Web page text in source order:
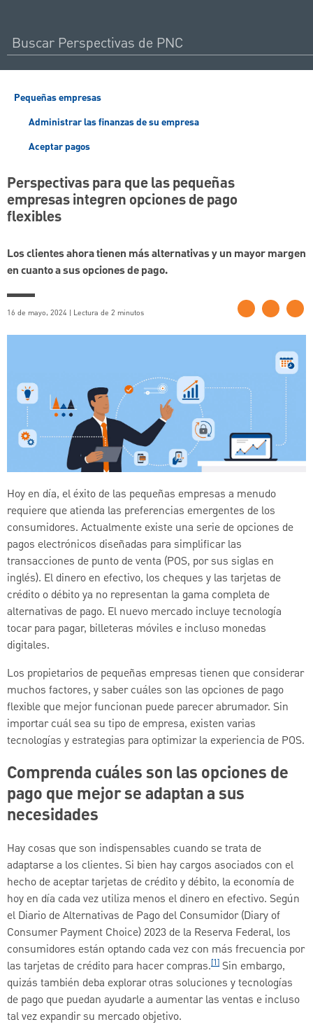
Pequeñas empresas
Administrar las finanzas de su empresa
Aceptar pagos
Perspectivas para que las pequeñas
empresas integren opciones de pago
flexibles
Los clientes ahora tienen más alternativas y un mayor margen
en cuanto a sus opciones de pago.
16 de mayo, 2024 | Lectura de 2 minutos
Hoy en día, el éxito de las pequeñas empresas a menudo
requiere que atienda las preferencias emergentes de los
consumidores. Actualmente existe una serie de opciones de
pagos electrónicos diseñadas para simplificar las
transacciones de punto de venta (POS, por sus siglas en
inglés). El dinero en efectivo, los cheques y las tarjetas de
crédito o débito ya no representan la gama completa de
alternativas de pago. El nuevo mercado incluye tecnología
tocar para pagar, billeteras móviles e incluso monedas
digitales.
Los propietarios de pequeñas empresas tienen que considerar
muchos factores, y saber cuáles son las opciones de pago
flexible que mejor funcionan puede parecer abrumador. Sin
importar cuál sea su tipo de empresa, existen varias
tecnologías y estrategias para optimizar la experiencia de POS.
Comprenda cuáles son las opciones de
pago que mejor se adaptan a sus
necesidades
Hay cosas que son indispensables cuando se trata de
adaptarse a los clientes. Si bien hay cargos asociados con el
hecho de aceptar tarjetas de crédito y débito, la economía de
hoy en día cada vez utiliza menos el dinero en efectivo. Según
el Diario de Alternativas de Pago del Consumidor (Diary of
Consumer Payment Choice) 2023 de la Reserva Federal, los
consumidores están optando cada vez con más frecuencia por
las tarjetas de crédito para hacer compras.[1] Sin embargo,
quizás también deba explorar otras soluciones y tecnologías
de pago que puedan ayudarle a aumentar las ventas e incluso
tal vez expandir su mercado objetivo.